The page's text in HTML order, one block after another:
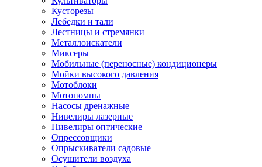
Кусторезы
Лебедки и тали
Лестницы и стремянки
Металлоискатели
Миксеры
Мобильные (переносные) кондиционеры
Мойки высокого давления
Мотоблоки
Мотопомпы
Насосы дренажные
Нивелиры лазерные
Нивелиры оптические
Опрессовщики
Опрыскиватели садовые
Осушители воздуха